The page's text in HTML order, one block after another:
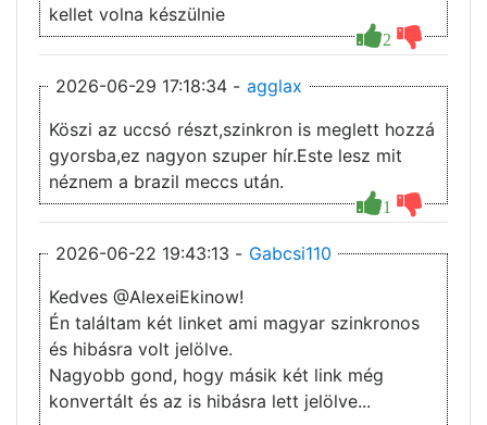
2
kellet volna készülnie
2026-06-29 17:18:34 - agglax
1
Köszi az uccsó részt,szinkron is meglett hozzá
gyorsba,ez nagyon szuper hír.Este lesz mit
néznem a brazil meccs után.
2026-06-22 19:43:13 - Gabcsi110
Kedves @AlexeiEkinow!
Én találtam két linket ami magyar szinkronos
és hibásra volt jelölve.
Nagyobb gond, hogy másik két link még
konvertált és az is hibásra lett jelölve...